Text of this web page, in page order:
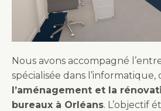
Nous avons accompagné
spécialisée dans l’informatique,
l’aménagement et la
bureaux à Orléans. L’objectif